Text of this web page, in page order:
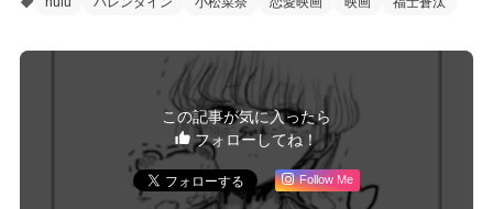
この記事が気に入ったら
フォローしてね！
Follow Me